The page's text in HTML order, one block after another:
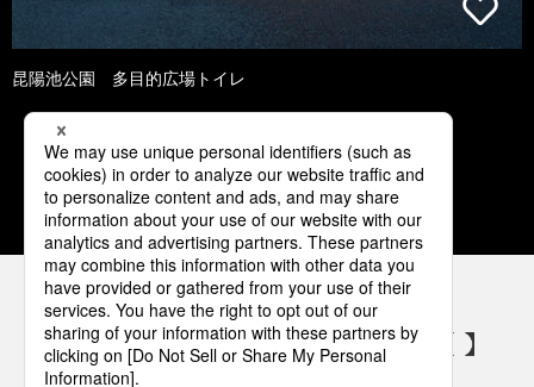
昆陽池公園 多目的広場トイレ
1 2 3 4 5
パナソニックの電気設備 SNSアカウント